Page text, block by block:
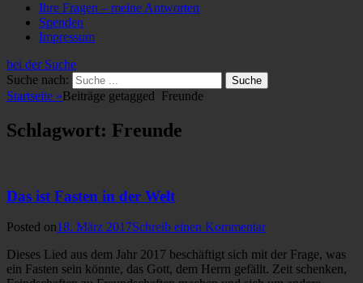
Ihre Fragen – meine Antworten
Spenden
Impressum
bei der Suche
Suche nach:
Startseite »Beiträge getagged Freunde
Schlagwort: Freunde
Das ist Fasten in der Welt
Posted on18. März 2017Schreib einen Kommentar
Dieses Lied aus dem Jahr 2017 beschäftigt sich mit der Frage, was
ein Fasten sein könnte, das Gott, dem Herrn gefällt. Zeit schenken,